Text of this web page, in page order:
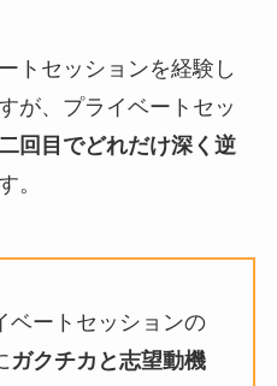
トセッションを経験し
が、プライベートセッ
回目でどれだけ深く逆
。
ベートセッションの
ガクチカと志望動機